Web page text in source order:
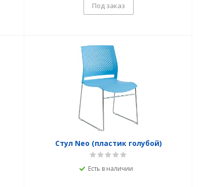
Под заказ
Стул Neo (пластик голубой)
Есть в наличии